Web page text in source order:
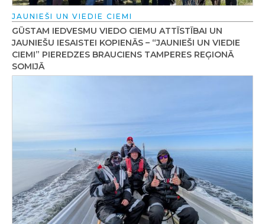
JAUNIEŠI UN VIEDIE CIEMI
GŪSTAM IEDVESMU VIEDO CIEMU ATTĪSTĪBAI UN
JAUNIEŠU IESAISTEI KOPIENĀS – “JAUNIEŠI UN VIEDIE
CIEMI” PIEREDZES BRAUCIENS TAMPERES REĢIONĀ
SOMIJĀ